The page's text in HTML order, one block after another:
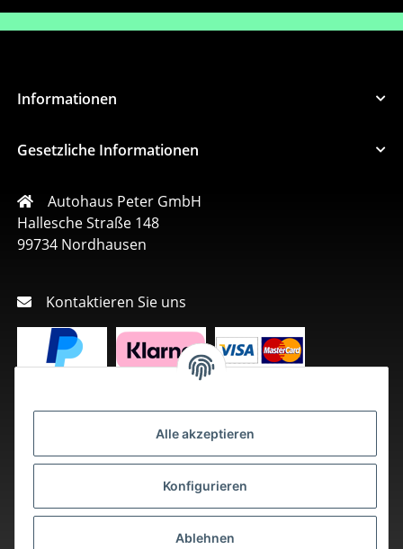
Alle akzeptieren
Konfigurieren
Ablehnen
Informationen
Gesetzliche Informationen
Autohaus Peter GmbH
Hallesche Straße 148
99734 Nordhausen
Kontaktieren Sie uns